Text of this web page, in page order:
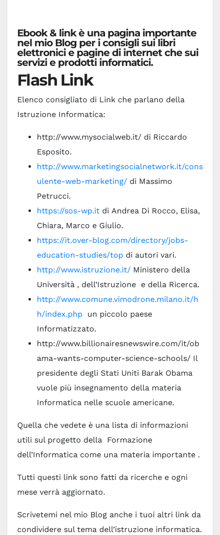
Ebook & link è una pagina importante
nel mio Blog per i consigli sui libri
elettronici e pagine di internet che sui
servizi e prodotti informatici.
Flash Link
Elenco consigliato di Link che parlano della
Istruzione Informatica:
http://www.mysocialweb.it/ di Riccardo
Esposito.
http://www.marketingsocialnetwork.it/cons
ulente-web-marketing/ di Massimo
Petrucci.
https://sos-wp.it di Andrea Di Rocco, Elisa,
Chiara, Marco e Giulio.
https://it.over-blog.com/directory/jobs-
education-studies/top di autori vari.
http://www.istruzione.it/ Ministero della
Università , dell’Istruzione e della Ricerca.
http://www.comune.vimodrone.milano.it/h
h/index.php
un piccolo paese
Informatizzato.
http://www.billionairesnewswire.com/it/ob
ama-wants-computer-science-schools/ Il
presidente degli Stati Uniti Barak Obama
vuole più insegnamento della materia
Informatica nelle scuole americane.
Quella che vedete è una lista di informazioni
utili sul progetto della Formazione
dell’Informatica come una materia importante .
Tutti questi link sono fatti da ricerche e ogni
mese verrà aggiornato.
Scrivetemi nel mio Blog anche i tuoi altri link da
condividere sul tema dell’istruzione informatica.